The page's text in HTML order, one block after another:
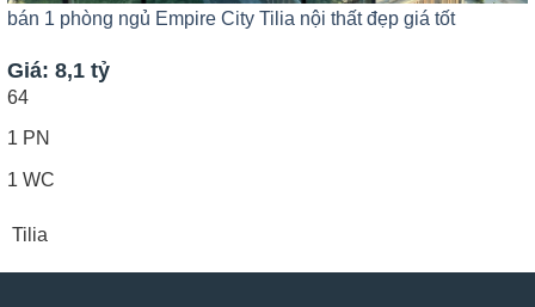
bán 1 phòng ngủ Empire City Tilia nội thất đẹp giá tốt
Giá: 8,1 tỷ
64
1 PN
1 WC
Tilia